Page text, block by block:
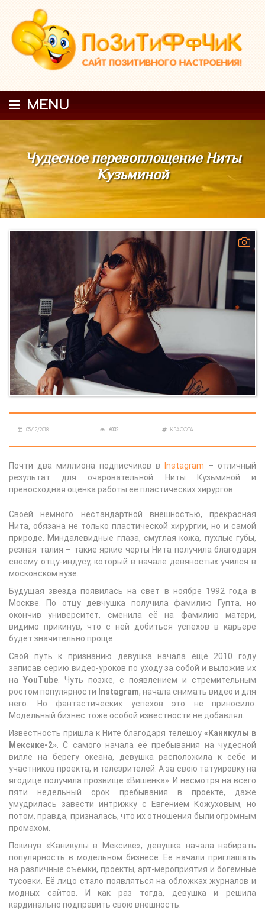
MENU
Чудесное перевоплощение Ниты
Кузьминой
05/12/2018 6032 КРАСОТА
Почти два миллиона подписчиков в Instagram – отличный
результат для очаровательной Ниты Кузьминой и
превосходная оценка работы её пластических хирургов.
Своей немного нестандартной внешностью, прекрасная
Нита, обязана не только пластической хирургии, но и самой
природе. Миндалевидные глаза, смуглая кожа, пухлые губы,
резная талия – такие яркие черты Нита получила благодаря
своему отцу-индусу, который в начале девяностых учился в
московском вузе.
Будущая звезда появилась на свет в ноябре 1992 года в
Москве. По отцу девчушка получила фамилию Гупта, но
окончив университет, сменила её на фамилию матери,
видимо прикинув, что с ней добиться успехов в карьере
будет значительно проще.
Свой путь к признанию девушка начала ещё 2010 году
записав серию видео-уроков по уходу за собой и выложив их
на YouTube . Чуть позже, с появлением и стремительным
ростом популярности Instagram, начала снимать видео и для
него. Но фантастических успехов это не приносило.
Модельный бизнес тоже особой известности не добавлял.
Известность пришла к Ните благодаря телешоу «Каникулы в
Мексике-2» . С самого начала её пребывания на чудесной
вилле на берегу океана, девушка расположила к себе и
участников проекта, и телезрителей. А за свою татуировку на
ягодице получила прозвище «Вишенка». И несмотря на всего
пяти недельный срок пребывания в проекте, даже
умудрилась завести интрижку с Евгением Кожуховым, но
потом, правда, призналась, что их отношения были огромным
промахом.
Покинув «Каникулы в Мексике», девушка начала набирать
популярность в модельном бизнесе. Её начали приглашать
на различные съёмки, проекты, арт-мероприятия и богемные
тусовки. Её лицо стало появляться на обложках журналов и
модных сайтов. И как раз тогда, девушка и решила
кардинально подправить свою внешность.